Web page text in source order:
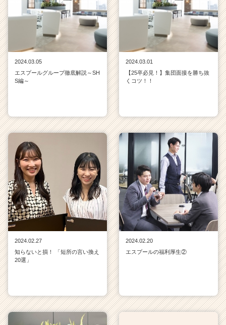
2024.03.05
エスプールグループ徹底解説～SH
S編～
2024.03.01
【25卒必見！】集団面接を勝ち抜
くコツ！！
2024.02.27
知らないと損！ 「短所の言い換え
20選」
2024.02.20
エスプールの福利厚生②